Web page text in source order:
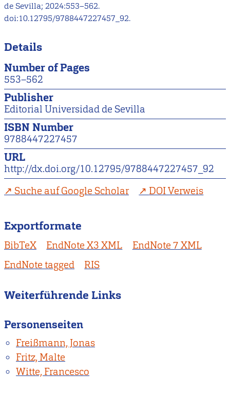
de Sevilla; 2024:553–562.
doi:10.12795/9788447227457_92.
Details
Number of Pages
553–562
Publisher
Editorial Universidad de Sevilla
ISBN Number
9788447227457
URL
http://dx.doi.org/10.12795/9788447227457_92
Suche auf Google Scholar
DOI Verweis
Exportformate
BibTeX EndNote X3 XML
EndNote 7 XML
EndNote tagged
RIS
Weiterführende Links
Personenseiten
Freißmann, Jonas
Fritz, Malte
Witte, Francesco